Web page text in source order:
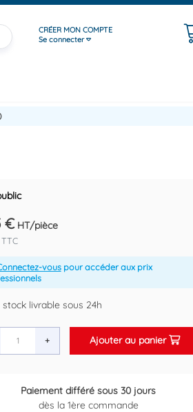
CRÉER MON COMPTE
Se connecter
€HT/pièce
TTC
vouspour accéder aux prix
stock livrable sous 24h
+ Ajouter au panier
Retour gratuit sous 14 jours
Plus d'informations ici